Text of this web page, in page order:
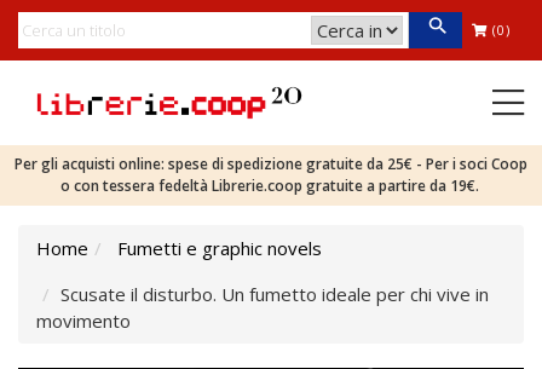
(0)
Per gli acquisti online: spese di spedizione gratuite da 25€ - Per i soci Coop
o con tessera fedeltà Librerie.coop gratuite a partire da 19€.
Home
Fumetti e graphic novels
Scusate il disturbo. Un fumetto ideale per chi vive in
movimento